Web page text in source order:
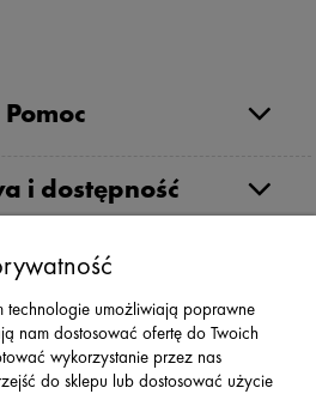
Pomoc
i dostępność
konto
Serwis
technologie umożliwiają poprawne
nam dostosować ofertę do Twoich
wykorzystanie przez nas
do sklepu lub dostosować użycie